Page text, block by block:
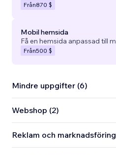
Från870 $
Mobil hemsida
Få en hemsida anpassad till
Från500 $
Mindre uppgifter (6)
Webshop (2)
Reklam och